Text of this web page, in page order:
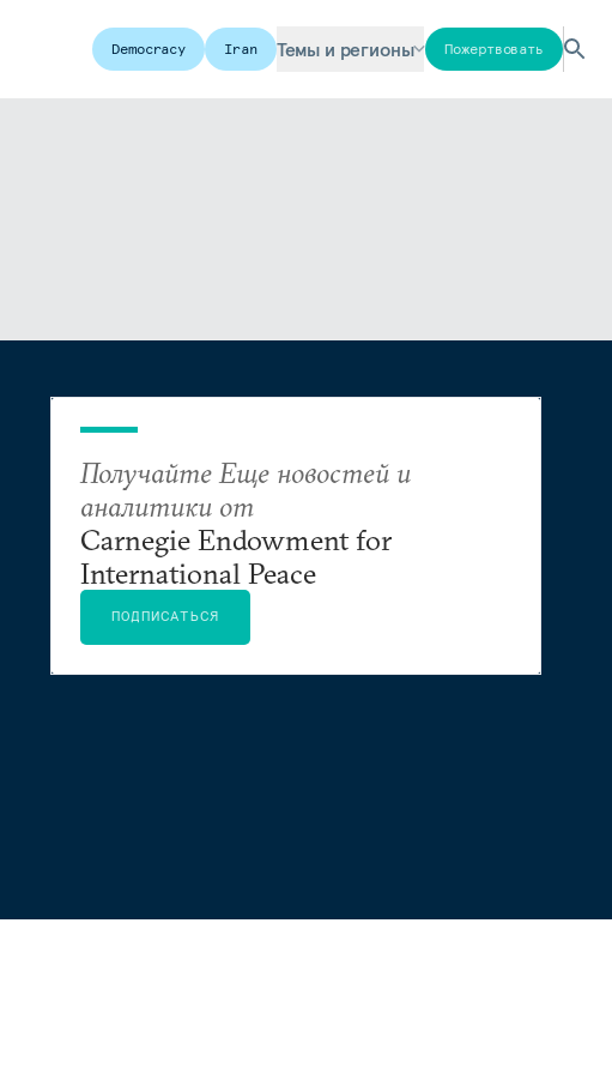
Democracy Iran Темы и регионы Пожертвовать
Получайте Еще новостей и
аналитики от
Carnegie Endowment for
International Peace
ПОДПИСАТЬСЯ